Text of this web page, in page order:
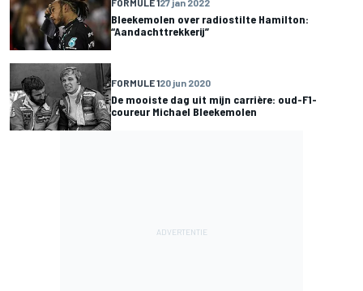
Bleekemolen over radiostilte Hamilton:
“Aandachttrekkerij”
FORMULE 120 jun 2020
De mooiste dag uit mijn carrière: oud-F1-
coureur Michael Bleekemolen